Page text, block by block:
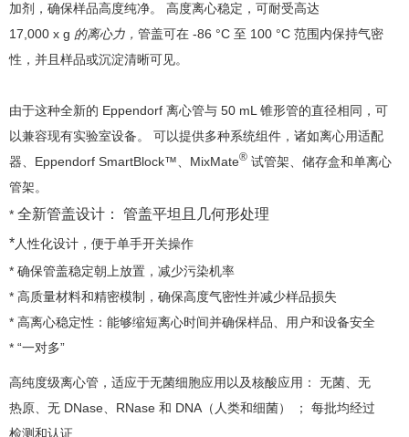
加剂，确保样品高度纯净。 高度离心稳定，可耐受高达
17,000 x g 的离心力， 管盖可在 -86 °C 至 100 °C 范围内保持气密
性，并且样品或沉淀清晰可见。
由于这种全新的 Eppendorf 离心管与 50 mL 锥形管的直径相同，可
以兼容现有实验室设备。 可以提供多种系统组件，诸如离心用适配
器、Eppendorf SmartBlock™、MixMate® 试管架、储存盒和单离心
管架。
* 全新管盖设计： 管盖平坦且几何形处理
*人性化设计，便于单手开关操作
* 确保管盖稳定朝上放置，减少污染机率
* 高质量材料和精密模制，确保高度气密性并减少样品损失
* 高离心稳定性：能够缩短离心时间并确保样品、用户和设备安全
* “一对多”
高纯度级离心管，适应于无菌细胞应用以及核酸应用： 无菌、无
热原、无 DNase、RNase 和 DNA（人类和细菌） ； 每批均经过
检测和认证